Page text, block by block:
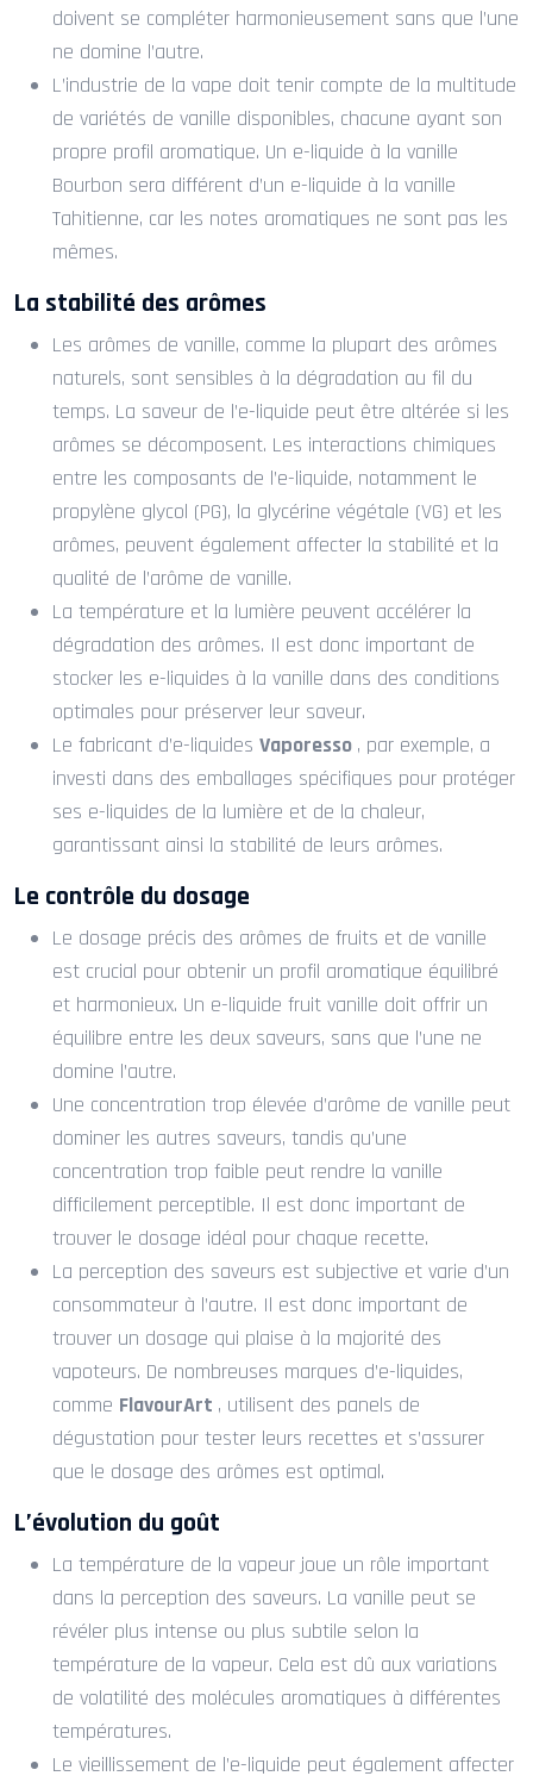
doivent se compléter harmonieusement sans que l’une
ne domine l’autre.
L’industrie de la vape doit tenir compte de la multitude
de variétés de vanille disponibles, chacune ayant son
propre profil aromatique. Un e-liquide à la vanille
Bourbon sera différent d’un e-liquide à la vanille
Tahitienne, car les notes aromatiques ne sont pas les
mêmes.
La stabilité des arômes
Les arômes de vanille, comme la plupart des arômes
naturels, sont sensibles à la dégradation au fil du
temps. La saveur de l’e-liquide peut être altérée si les
arômes se décomposent. Les interactions chimiques
entre les composants de l’e-liquide, notamment le
propylène glycol (PG), la glycérine végétale (VG) et les
arômes, peuvent également affecter la stabilité et la
qualité de l’arôme de vanille.
La température et la lumière peuvent accélérer la
dégradation des arômes. Il est donc important de
stocker les e-liquides à la vanille dans des conditions
optimales pour préserver leur saveur.
Le fabricant d’e-liquides Vaporesso , par exemple, a
investi dans des emballages spécifiques pour protéger
ses e-liquides de la lumière et de la chaleur,
garantissant ainsi la stabilité de leurs arômes.
Le contrôle du dosage
Le dosage précis des arômes de fruits et de vanille
est crucial pour obtenir un profil aromatique équilibré
et harmonieux. Un e-liquide fruit vanille doit offrir un
équilibre entre les deux saveurs, sans que l’une ne
domine l’autre.
Une concentration trop élevée d’arôme de vanille peut
dominer les autres saveurs, tandis qu’une
concentration trop faible peut rendre la vanille
difficilement perceptible. Il est donc important de
trouver le dosage idéal pour chaque recette.
La perception des saveurs est subjective et varie d’un
consommateur à l’autre. Il est donc important de
trouver un dosage qui plaise à la majorité des
vapoteurs. De nombreuses marques d’e-liquides,
comme FlavourArt , utilisent des panels de
dégustation pour tester leurs recettes et s’assurer
que le dosage des arômes est optimal.
L’évolution du goût
La température de la vapeur joue un rôle important
dans la perception des saveurs. La vanille peut se
révéler plus intense ou plus subtile selon la
température de la vapeur. Cela est dû aux variations
de volatilité des molécules aromatiques à différentes
températures.
Le vieillissement de l’e-liquide peut également affecter